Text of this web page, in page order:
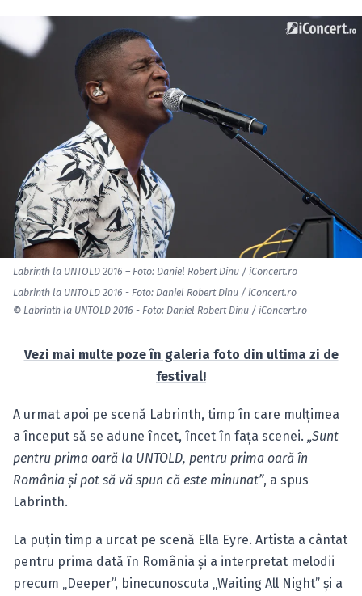
Labrinth la UNTOLD 2016 – Foto: Daniel Robert Dinu / iConcert.ro
Labrinth la UNTOLD 2016 - Foto: Daniel Robert Dinu / iConcert.ro
© Labrinth la UNTOLD 2016 - Foto: Daniel Robert Dinu / iConcert.ro
Vezi mai multe poze în galeria foto din ultima zi de
festival!
A urmat apoi pe scenă Labrinth, timp în care mulţimea
a început să se adune încet, încet în faţa scenei. „Sunt
pentru prima oară la UNTOLD, pentru prima oară în
România şi pot să vă spun că este minunat”, a spus
Labrinth.
La puţin timp a urcat pe scenă Ella Eyre. Artista a cântat
pentru prima dată în România şi a interpretat melodii
precum „Deeper”, binecunoscuta „Waiting All Night” şi a